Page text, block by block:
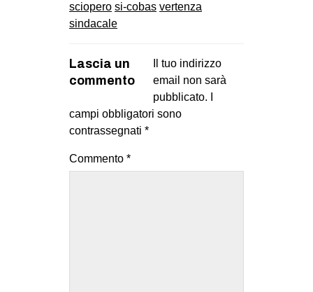
sciopero si-cobas vertenza
sindacale
Lascia un
commento
Il tuo indirizzo
email non sarà
pubblicato.
campi obbligatori sono
contrassegnati *
Commento *